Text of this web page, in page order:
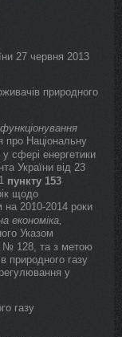
27 червня 2013
природного
Національну
сфері енергетики
України від 23
пункту 153
щодо
2010-2014 роки
економіка,
Указом
№ 128, та з метою
природного газу
у
газу